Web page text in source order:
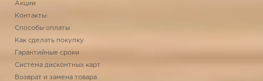
Акции
Контакты
Способы оплаты
Как сделать покупку
Гарантийные сроки
Система дисконтных карт
Возврат и замена товара